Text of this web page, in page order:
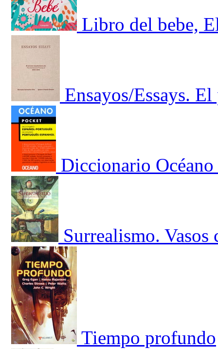
Libro del bebe,
Ensayos/Essays.
Diccionario
Surrealismo. Vasos
Tiempo profundo